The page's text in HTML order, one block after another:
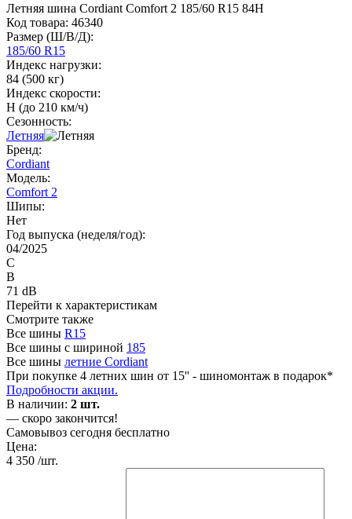
Летняя шина Cordiant Comfort 2 185/60 R15 84H
Код товара: 46340
Размер (Ш/В/Д):
185/60 R15
Индекс нагрузки:
84 (500 кг)
Индекс скорости:
H (до 210 км/ч)
Сезонность:
Летняя
Бренд:
Cordiant
Модель:
Comfort 2
Шипы:
Нет
Год выпуска (неделя/год):
04/2025
C
B
71 dB
Перейти к характеристикам
Смотрите также
Все шины R15
Все шины с шириной 185
Все шины летние Cordiant
При покупке 4 летних шин от 15'' - шиномонтаж в подарок*
Подробности акции.
В наличии: 2 шт.
— скоро закончится!
Самовывоз сегодня бесплатно
Цена:
4 350 /шт.